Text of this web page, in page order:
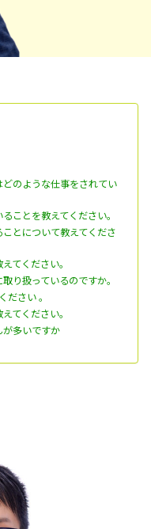
のような仕事をされてい
ことを教えてください。
とについて教えてくださ
てください。
り扱っているのですか。
さい 。
てください。
多いですか